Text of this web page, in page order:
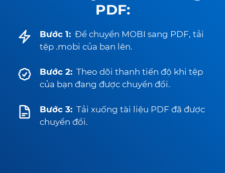
PDF:
Bước 1: Để chuyển MOBI sang PDF, tải
tệp .mobi của bạn lên.
Bước 2: Theo dõi thanh tiến độ khi tệp
của bạn đang được chuyển đổi.
Bước 3: Tải xuống tài liệu PDF đã được
chuyển đổi.